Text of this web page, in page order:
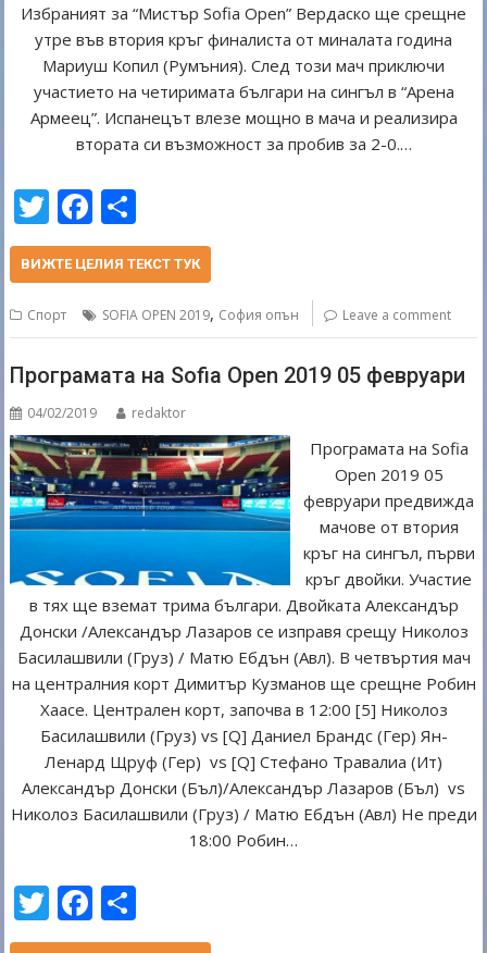
Избраният за “Мистър Sofia Open” Вердаско ще срещне
утре във втория кръг финалиста от миналата година
Мариуш Копил (Румъния). След този мач приключи
участието на четиримата българи на сингъл в “Арена
Армеец”. Испанецът влезе мощно в мача и реализира
втората си възможност за пробив за 2-0.…
T
w
itt
er
F
ac
e
b
o
o
k
h
ar
e
ВИЖТЕ ЦЕЛИЯ ТЕКСТ ТУК
Спорт SOFIA OPEN 2019, София опън Leave a comment
Програмата на Sofia Open 2019 05 февруари
04/02/2019 redaktor
Програмата на Sofia
Open 2019 05
февруари предвижда
мачове от втория
кръг на сингъл, първи
кръг двойки. Участие
в тях ще вземат трима българи. Двойката Александър
Донски /Александър Лазаров се изправя срещу Николоз
Басилашвили (Груз) / Матю Ебдън (Авл). В четвъртия мач
на централния корт Димитър Кузманов ще срещне Робин
Хаасе. Централен корт, започва в 12:00 [5] Николоз
Басилашвили (Груз) vs [Q] Даниел Брандс (Гер) Ян-
Ленард Щруф (Гер) vs [Q] Стефано Травалиа (Ит)
Александър Донски (Бъл)/Александър Лазаров (Бъл) vs
Николоз Басилашвили (Груз) / Матю Ебдън (Авл) Не преди
18:00 Робин…
T
w
F
ach